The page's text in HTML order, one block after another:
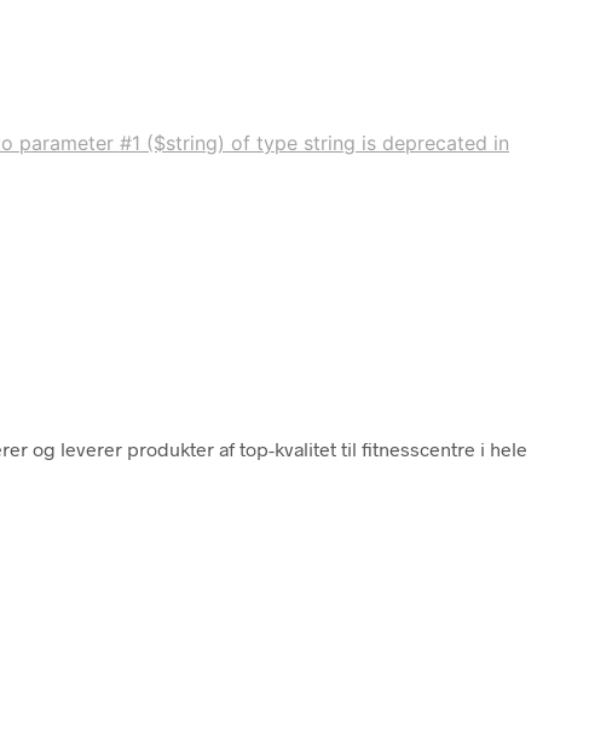
parameter #1 ($string) of type string is deprecated in
og leverer produkter af top-kvalitet til fitnesscentre i hele